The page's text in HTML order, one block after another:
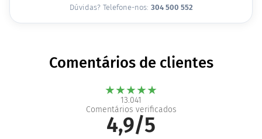
Dúvidas? Telefone-nos: 304 500 552
Comentários de clientes
★★★★★
13.041
Comentários verificados
4,9/5